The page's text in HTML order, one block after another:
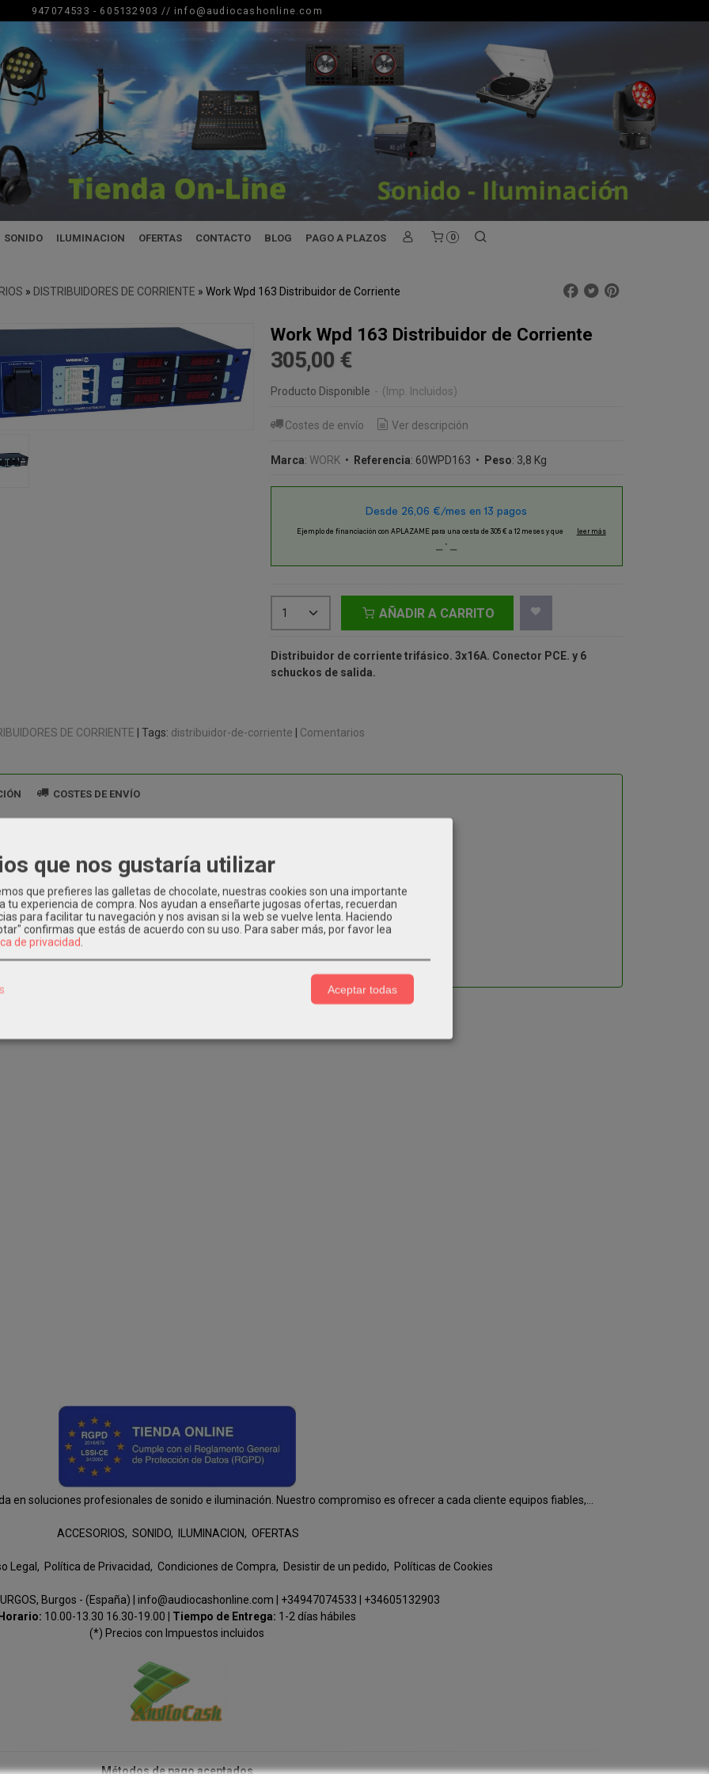
947074533 - 605132903 // info@audiocashonline.com
SONIDO ILUMINACION OFERTAS CONTACTO BLOG PAGO A PLAZOS 0
» DISTRIBUIDORES DE CORRIENTE » Work Wpd 163 Distribuidor de Corriente
Work Wpd 163 Distribuidor de Corriente
305,00 €
Producto Disponible - (Imp. Incluidos)
Costes de envío Ver descripción
Marca: WORK• Referencia: 60WPD163 • Peso: 3,8 Kg
AÑADIR A CARRITO
Distribuidor de corriente trifásico. 3x16A. Conector PCE. y 6
schuckos de salida.
DE CORRIENTE Tags: distribuidor-de-corriente Comentarios
COSTES DE ENVÍO
3 x 16 A + N +E.
conectores schucko 16 A (2 por fase) + 1 schucko frontal.
de tensión y corriente de cada fase con voltímetro y amperímetro digital.
de protección en cada fase.
(An x Al x Pr): 483 x 88 x 210 mm.
en soluciones profesionales de sonido e iluminación. Nuestro compromiso es ofrecer a cada cliente equipos fiables,...
ACCESORIOS SONIDO ILUMINACION OFERTAS
Legal Política de Privacidad Condiciones de Compra Desistir de un pedido Políticas de Cookies
Burgos - (España) | info@audiocashonline.com | +34947074533
+34605132903
Horario: 10.00-13.30 16.30-19.00 | Tiempo de Entrega: 1-2 días hábiles
(*) Precios con Impuestos incluidos
Métodos de pago aceptados
que nos gustaría utilizar
que prefieres las galletas de chocolate, nuestras cookies son una importante
tu experiencia de compra. Nos ayudan a enseñarte jugosas ofertas, recuerdan
para facilitar tu navegación y nos avisan si la web se vuelve lenta. Haciendo
confirmas que estás de acuerdo con su uso. Para saber más, por favor lea
de privacidad.
Aceptar todas